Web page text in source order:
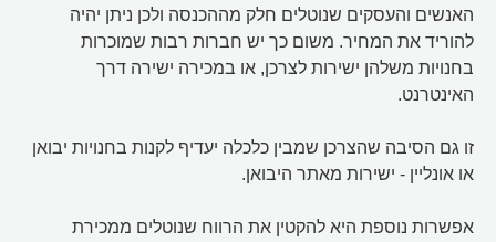
האנשים והעסקים שנוטלים חלק מההכנסה ולכן ניתן יהיה
להוריד את המחיר. משום כך יש חברות רבות שמוכרות
בחנויות משלהן ישירות לצרכן, או במכירה ישירה דרך
האינטרנט.
זו גם הסיבה שהצרכן שמבין כלכלה יעדיף לקנות בחנויות יבואן
או אונליין - ישירות מאתר היבואן.
אפשרות נוספת היא להקטין את הרווח שנוטלים ממכירת